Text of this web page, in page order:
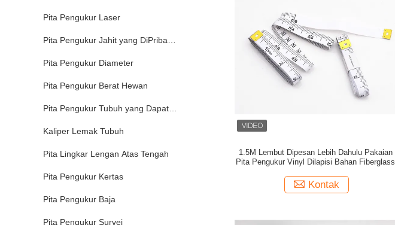
Pita Pengukur Laser
Pita Pengukur Jahit yang DiPribadiisasi
Pita Pengukur Diameter
Pita Pengukur Berat Hewan
Pita Pengukur Tubuh yang Dapat Ditarik
Kaliper Lemak Tubuh
Pita Lingkar Lengan Atas Tengah
Pita Pengukur Kertas
Pita Pengukur Baja
Pita Pengukur Survei
1.5M Lembut Dipesan Lebih Dahulu Pakaian
Pita Pengukur Vinyl Dilapisi Bahan Fiberglass
Kontak